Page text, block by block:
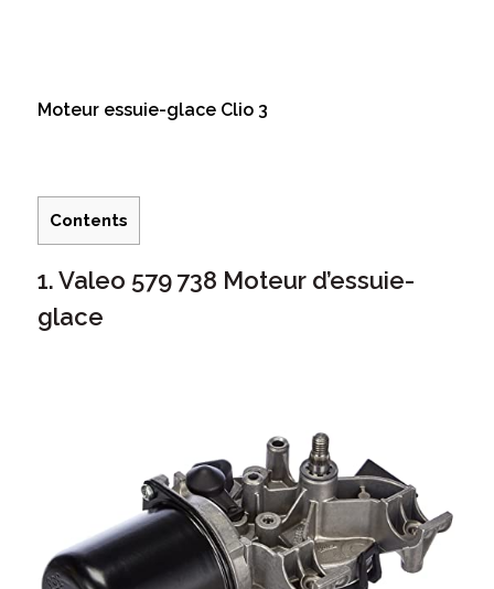
Moteur essuie-glace Clio 3
Contents
1. Valeo 579 738 Moteur d’essuie-
glace